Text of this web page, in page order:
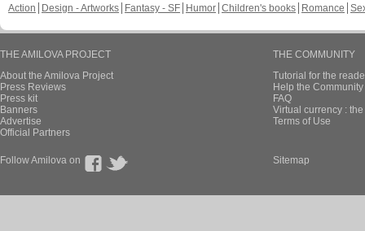
Action
Design - Artworks Fantasy - SF Humor Children's books Romance
THE AMILOVA PROJECT
About the Amilova Project
Press Reviews
Press kit
Banners
Advertise
Official Partners
THE COMMUNITY
Tutorial for the
Help the
FAQ
Virtual currency :
Terms of Use
Follow Amilova on Sitemap